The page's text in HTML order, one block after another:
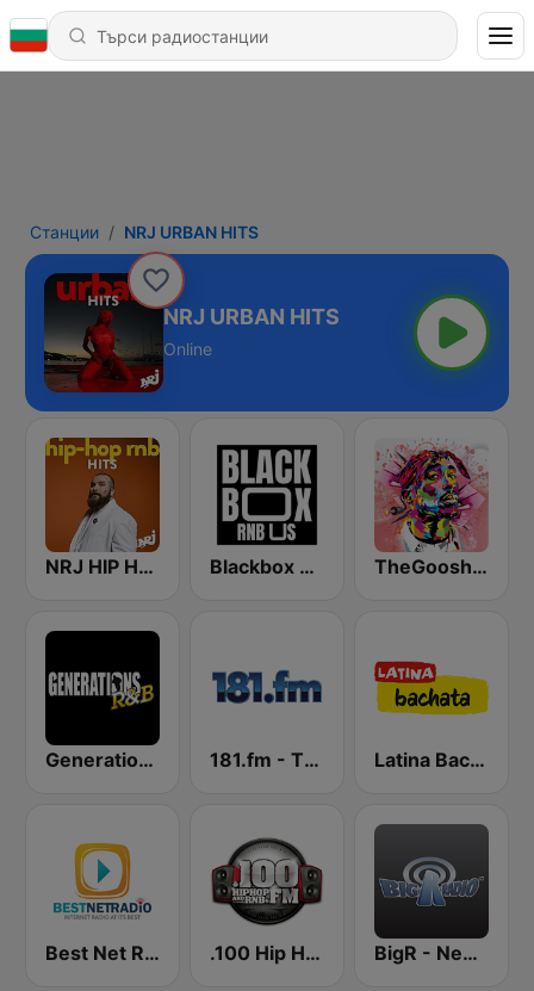
Станции NRJ URBAN HITS
NRJ URBAN HITS
Online
NRJ HIP HOP RNB HITS Blackbox RnB US TheGoosh Radio - R&B
Generations R&B 181.fm - The Box (Urban) Latina Bachata
Best Net Radio - R&B .100 Hip Hop and RNB.FM BigR - New R&B Hits